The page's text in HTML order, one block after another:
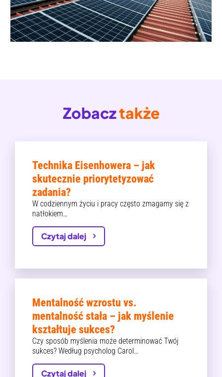
Zobacztakże
Technika Eisenhowera – jak
skutecznie priorytetyzować
zadania?
W codziennym życiu i pracy często zmagamy się z
natłokiem…
Czytaj dalej
Mentalność wzrostu vs.
mentalność stała – jak myślenie
kształtuje sukces?
Czy sposób myślenia może determinować Twój
sukces? Według psycholog Carol…
Czytaj dalej